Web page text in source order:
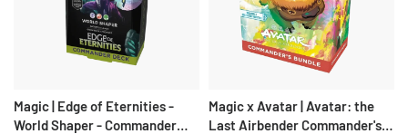
429,90 €
¡Última unidad! 39,90 €Desde19,90 €
Magic | Edge of Eternities -
World Shaper - Commander
Magic x Avatar | Avatar: the
Last Airbender Commander's